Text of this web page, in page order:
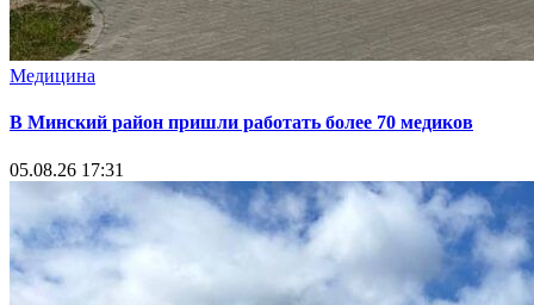
Медицина
В Минский район пришли работать более 70 медиков
05.08.26 17:31